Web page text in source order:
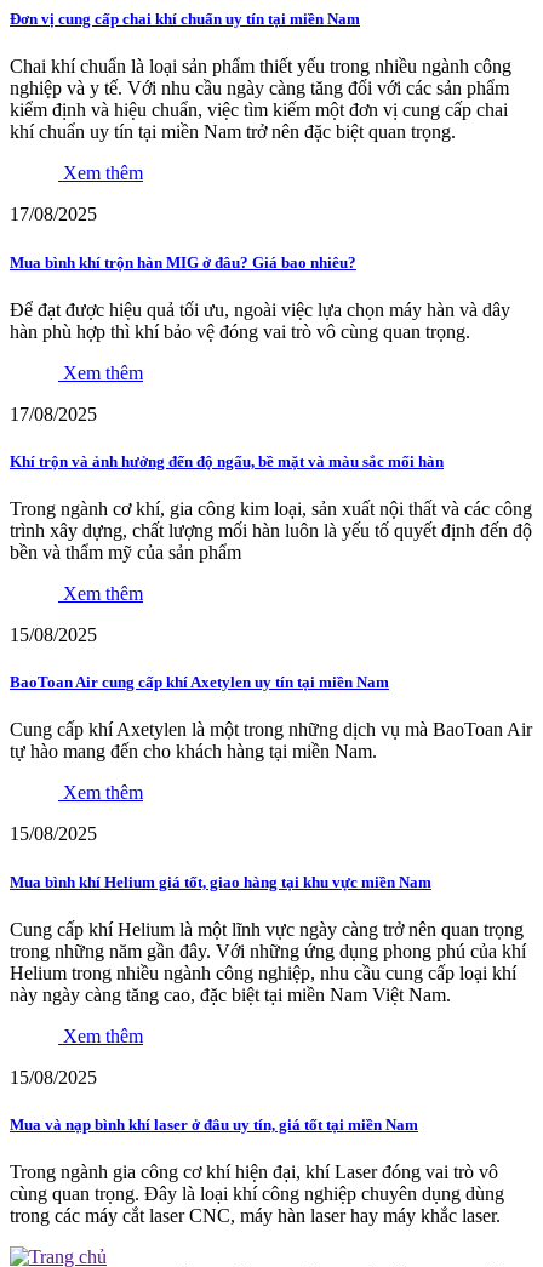
Đơn vị cung cấp chai khí chuẩn uy tín tại miền Nam
Chai khí chuẩn là loại sản phẩm thiết yếu trong nhiều ngành công
nghiệp và y tế. Với nhu cầu ngày càng tăng đối với các sản phẩm
kiểm định và hiệu chuẩn, việc tìm kiếm một đơn vị cung cấp chai
khí chuẩn uy tín tại miền Nam trở nên đặc biệt quan trọng.
Xem thêm
17/08/2025
Mua bình khí trộn hàn MIG ở đâu? Giá bao nhiêu?
Để đạt được hiệu quả tối ưu, ngoài việc lựa chọn máy hàn và dây
hàn phù hợp thì khí bảo vệ đóng vai trò vô cùng quan trọng.
Xem thêm
17/08/2025
Khí trộn và ảnh hưởng đến độ ngấu, bề mặt và màu sắc mối hàn
Trong ngành cơ khí, gia công kim loại, sản xuất nội thất và các công
trình xây dựng, chất lượng mối hàn luôn là yếu tố quyết định đến độ
bền và thẩm mỹ của sản phẩm
Xem thêm
15/08/2025
BaoToan Air cung cấp khí Axetylen uy tín tại miền Nam
Cung cấp khí Axetylen là một trong những dịch vụ mà BaoToan Air
tự hào mang đến cho khách hàng tại miền Nam.
Xem thêm
15/08/2025
Mua bình khí Helium giá tốt, giao hàng tại khu vực miền Nam
Cung cấp khí Helium là một lĩnh vực ngày càng trở nên quan trọng
trong những năm gần đây. Với những ứng dụng phong phú của khí
Helium trong nhiều ngành công nghiệp, nhu cầu cung cấp loại khí
này ngày càng tăng cao, đặc biệt tại miền Nam Việt Nam.
Xem thêm
15/08/2025
Mua và nạp bình khí laser ở đâu uy tín, giá tốt tại miền Nam
Trong ngành gia công cơ khí hiện đại, khí Laser đóng vai trò vô
cùng quan trọng. Đây là loại khí công nghiệp chuyên dụng dùng
trong các máy cắt laser CNC, máy hàn laser hay máy khắc laser.